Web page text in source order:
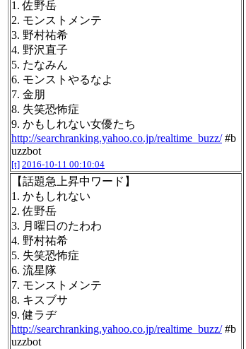
1. 佐野岳
2. モンストメンテ
3. 野村祐希
4. 野沢直子
5. たなみん
6. モンストやるなよ
7. 金朋
8. 失笑恐怖症
9. かもしれない女優たち
http://searchranking.yahoo.co.jp/realtime_buzz/#b
uzzbot
[t] 2016-10-11 00:10:04
【話題急上昇中ワード】
1. かもしれない
2. 佐野岳
3. 月曜日のたわわ
4. 野村祐希
5. 失笑恐怖症
6. 流星隊
7. モンストメンテ
8. キスブサ
9. 健ラヂ
http://searchranking.yahoo.co.jp/realtime_buzz/#b
uzzbot